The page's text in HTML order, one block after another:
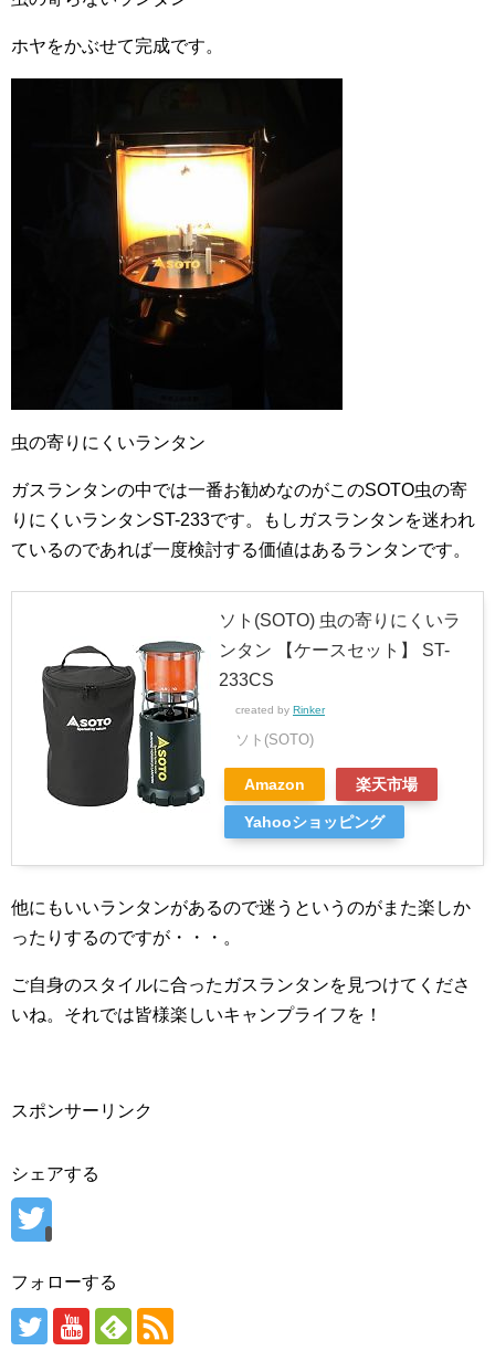
ホヤをかぶせて完成です。
虫の寄りにくいランタン
ガスランタンの中では一番お勧めなのがこのSOTO虫の寄
りにくいランタンST-233です。もしガスランタンを迷われ
ているのであれば一度検討する価値はあるランタンです。
ソト(SOTO) 虫の寄りにくいラ
ンタン 【ケースセット】 ST-
233CS
created by Rinker
ソト(SOTO)
Amazon 楽天市場
Yahooショッピング
他にもいいランタンがあるので迷うというのがまた楽しか
ったりするのですが・・・。
ご自身のスタイルに合ったガスランタンを見つけてくださ
いね。それでは皆様楽しいキャンプライフを！
スポンサーリンク
シェアする
フォローする